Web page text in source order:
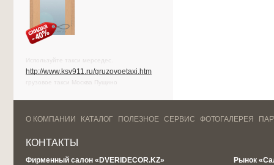
Используйте такси мерседес.
http://www.ksv911.ru/gruzovoetaxi.htm
грузовое такси Москва Пущино
О КОМПАНИИ КАТАЛОГ ПОЛЕЗНОЕ СЕРВИС ФОТОГАЛЕРЕЯ
КОНТАКТЫ
Фирменный салон «DVERIDECOR.KZ»
Рынок